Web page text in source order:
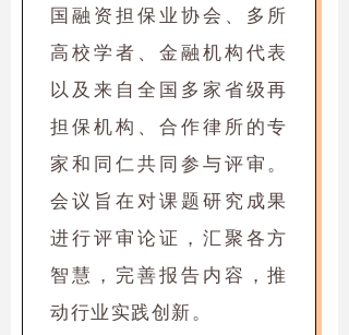
国融资担保业协会、多所
高校学者、金融机构代表
以及来自全国多家省级再
担保机构、合作律所的专
家和同仁共同参与评审。
会议旨在对课题研究成果
进行评审论证，汇聚各方
智慧，完善报告内容，推
动行业实践创新。